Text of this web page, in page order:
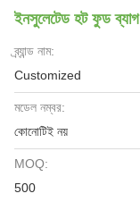
ইনসুলেটেড হট ফুড ব্যাগ
ব্র্যান্ড নাম:
Customized
মডেল নম্বর:
কোনোটিই নয়
MOQ:
500